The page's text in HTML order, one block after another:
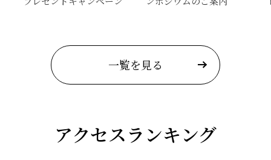
一覧を見る
アクセスランキング